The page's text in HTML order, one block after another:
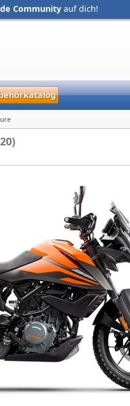
Community auf dich!